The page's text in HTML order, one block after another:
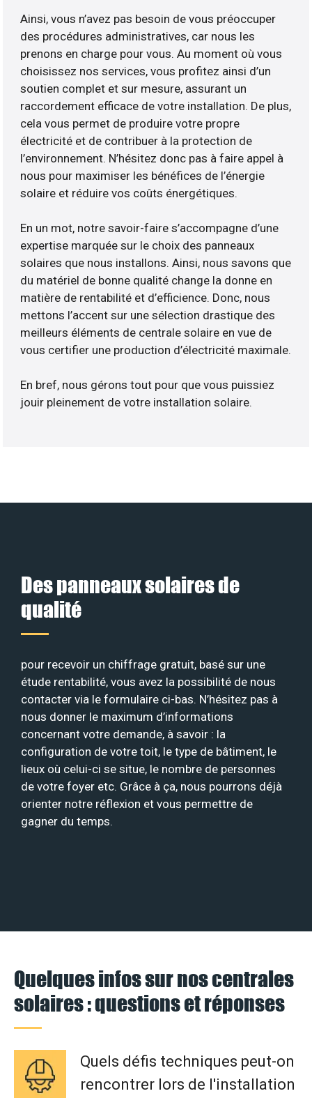
Ainsi, vous n’avez pas besoin de vous préoccuper
des procédures administratives, car nous les
prenons en charge pour vous. Au moment où vous
choisissez nos services, vous profitez ainsi d’un
soutien complet et sur mesure, assurant un
raccordement efficace de votre installation. De plus,
cela vous permet de produire votre propre
électricité et de contribuer à la protection de
l’environnement. N’hésitez donc pas à faire appel à
nous pour maximiser les bénéfices de l’énergie
solaire et réduire vos coûts énergétiques.
En un mot, notre savoir-faire s’accompagne d’une
expertise marquée sur le choix des panneaux
solaires que nous installons. Ainsi, nous savons que
du matériel de bonne qualité change la donne en
matière de rentabilité et d’efficience. Donc, nous
mettons l’accent sur une sélection drastique des
meilleurs éléments de centrale solaire en vue de
vous certifier une production d’électricité maximale.
En bref, nous gérons tout pour que vous puissiez
jouir pleinement de votre installation solaire.
Des panneaux solaires de
qualité
pour recevoir un chiffrage gratuit, basé sur une
étude rentabilité, vous avez la possibilité de nous
contacter via le formulaire ci-bas. N’hésitez pas à
nous donner le maximum d’informations
concernant votre demande, à savoir : la
configuration de votre toit, le type de bâtiment, le
lieux où celui-ci se situe, le nombre de personnes
de votre foyer etc. Grâce à ça, nous pourrons déjà
orienter notre réflexion et vous permettre de
gagner du temps.
Quelques infos sur nos centrales
solaires : questions et réponses
Quels défis techniques peut-on
rencontrer lors de l'installation